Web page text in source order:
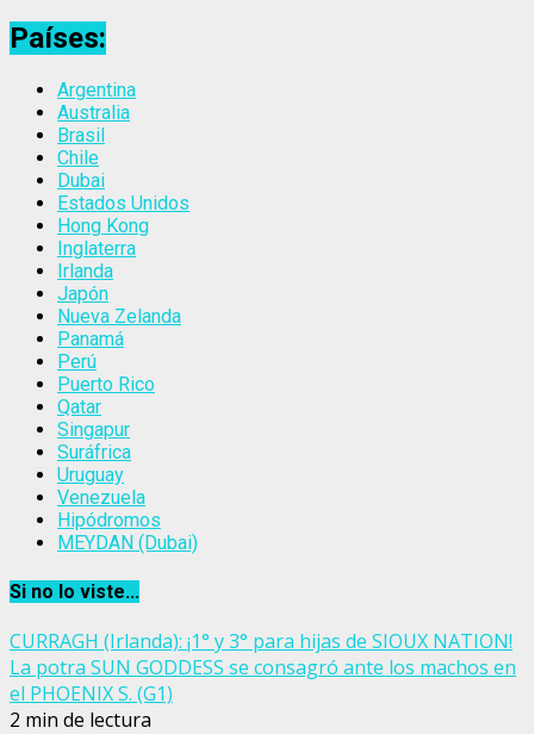
Países:
Argentina
Australia
Brasil
Chile
Dubai
Estados Unidos
Hong Kong
Inglaterra
Irlanda
Japón
Nueva Zelanda
Panamá
Perú
Puerto Rico
Qatar
Singapur
Suráfrica
Uruguay
Venezuela
Hipódromos
MEYDAN (Dubai)
Si no lo viste...
CURRAGH (Irlanda): ¡1° y 3° para hijas de SIOUX NATION!
La potra SUN GODDESS se consagró ante los machos en
el PHOENIX S. (G1)
2 min de lectura